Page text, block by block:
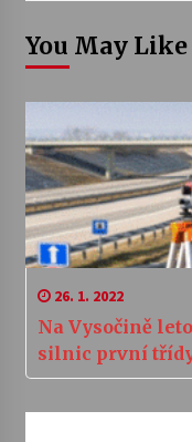
You May Like
26. 1. 2022
Na Vysočině
silnic první